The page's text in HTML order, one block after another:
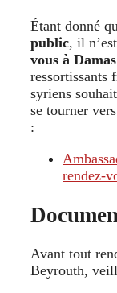
Étant donné
public, il n’est
vous à Damas
ressortissants
syriens
se tourner vers
:
rendez-
Avant tout
Beyrouth,